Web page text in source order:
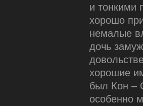
и тонкими
хорошо
немалые
дочь
хорошие
был Кон –
особенно